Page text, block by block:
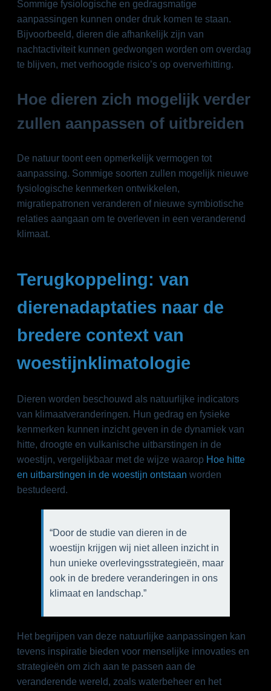
Sommige fysiologische en gedragsmatige
aanpassingen kunnen onder druk komen te staan.
Bijvoorbeeld, dieren die afhankelijk zijn van
nachtactiviteit kunnen gedwongen worden om overdag
te blijven, met verhoogde risico’s op oververhitting.
Hoe dieren zich mogelijk verder
zullen aanpassen of uitbreiden
De natuur toont een opmerkelijk vermogen tot
aanpassing. Sommige soorten zullen mogelijk nieuwe
fysiologische kenmerken ontwikkelen,
migratiepatronen veranderen of nieuwe symbiotische
relaties aangaan om te overleven in een veranderend
klimaat.
Terugkoppeling: van
dierenadaptaties naar de
bredere context van
woestijnklimatologie
Dieren worden beschouwd als natuurlijke indicators
van klimaatveranderingen. Hun gedrag en fysieke
kenmerken kunnen inzicht geven in de dynamiek van
hitte, droogte en vulkanische uitbarstingen in de
woestijn, vergelijkbaar met de wijze waarop Hoe hitte
en uitbarstingen in de woestijn ontstaan worden
bestudeerd.
“Door de studie van dieren in de
woestijn krijgen wij niet alleen inzicht in
hun unieke overlevingsstrategieën, maar
ook in de bredere veranderingen in ons
klimaat en landschap.”
Het begrijpen van deze natuurlijke aanpassingen kan
tevens inspiratie bieden voor menselijke innovaties en
strategieën om zich aan te passen aan de
veranderende wereld, zoals waterbeheer en het